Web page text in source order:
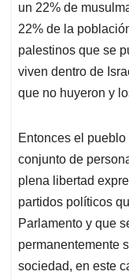
un 22% de
22% de la
palestinos que se
viven dentro de
que no huyeron y
Entonces el
conjunto de
plena libertad
partidos políticos
Parlamento y que
permanentemente
sociedad, en este